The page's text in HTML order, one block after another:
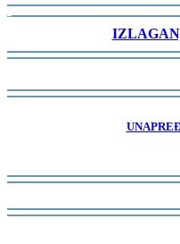
-
-
-
-
-